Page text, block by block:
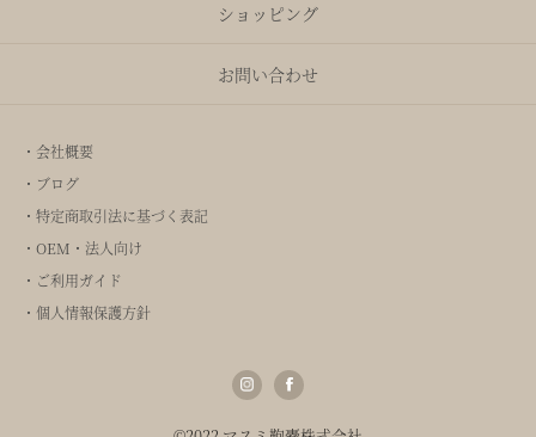
ショッピング
お問い合わせ
・会社概要
・ブログ
・特定商取引法に基づく表記
・OEM・法人向け
・ご利用ガイド
・個人情報保護方針